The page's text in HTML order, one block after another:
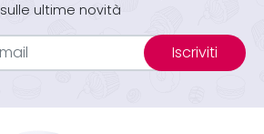
sulle ultime novità
Iscriviti